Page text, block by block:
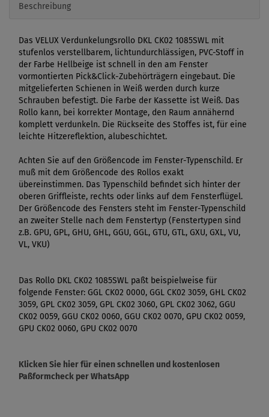
Beschreibung
Das VELUX Verdunkelungsrollo DKL CK02 1085SWL mit
stufenlos verstellbarem, lichtundurchlässigen, PVC-Stoff in
der Farbe Hellbeige ist schnell in den am Fenster
vormontierten Pick&Click-Zubehörträgern eingebaut. Die
mitgelieferten Schienen in Weiß werden durch kurze
Schrauben befestigt. Die Farbe der Kassette ist Weiß. Das
Rollo kann, bei korrekter Montage, den Raum annähernd
komplett verdunkeln. Die Rückseite des Stoffes ist, für eine
leichte Hitzereflektion, alubeschichtet.
Achten Sie auf den Größencode im Fenster-Typenschild. Er
muß mit dem Größencode des Rollos exakt
übereinstimmen. Das Typenschild befindet sich hinter der
oberen Griffleiste, rechts oder links auf dem Fensterflügel.
Der Größencode des Fensters steht im Fenster-Typenschild
an zweiter Stelle nach dem Fenstertyp (Fenstertypen sind
z.B. GPU, GPL, GHU, GHL, GGU, GGL, GTU, GTL, GXU, GXL, VU,
VL, VKU)
Das Rollo DKL CK02 1085SWL paßt beispielweise für
folgende Fenster: GGL CK02 0000, GGL CK02 3059, GHL CK02
3059, GPL CK02 3059, GPL CK02 3060, GPL CK02 3062, GGU
CK02 0059, GGU CK02 0060, GGU CK02 0070, GPU CK02 0059,
GPU CK02 0060, GPU CK02 0070
Klicken Sie hier für einen schnellen und kostenlosen
Paßformcheck per WhatsApp